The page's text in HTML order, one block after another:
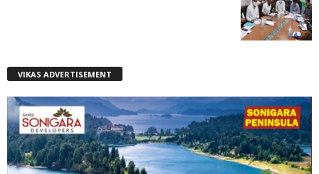
VIKAS ADVERTISEMENT